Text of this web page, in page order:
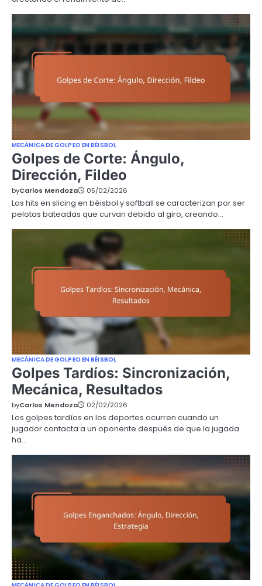
MECÁNICA DE GOLPEO EN BÉISBOL
Golpes de Corte: Ángulo,
Dirección, Fildeo
byCarlos Mendoza 05/02/2026
Los hits en slicing en béisbol y softball se caracterizan por ser
pelotas bateadas que curvan debido al giro, creando…
MECÁNICA DE GOLPEO EN BÉISBOL
Golpes Tardíos: Sincronización,
Mecánica, Resultados
byCarlos Mendoza 02/02/2026
Los golpes tardíos en los deportes ocurren cuando un
jugador contacta a un oponente después de que la jugada
ha…